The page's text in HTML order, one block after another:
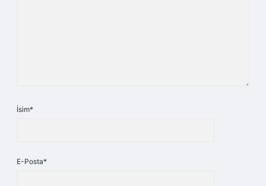
İsim*
E-Posta*